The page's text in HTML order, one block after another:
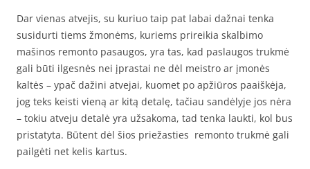
Dar vienas atvejis, su kuriuo taip pat labai dažnai tenka
susidurti tiems žmonėms, kuriems prireikia skalbimo
mašinos remonto pasaugos, yra tas, kad paslaugos trukmė
gali būti ilgesnės nei įprastai ne dėl meistro ar įmonės
kaltės – ypač dažini atvejai, kuomet po apžiūros paaiškėja,
jog teks keisti vieną ar kitą detalę, tačiau sandėlyje jos nėra
– tokiu atveju detalė yra užsakoma, tad tenka laukti, kol bus
pristatyta. Būtent dėl šios priežasties remonto trukmė gali
pailgėti net kelis kartus.